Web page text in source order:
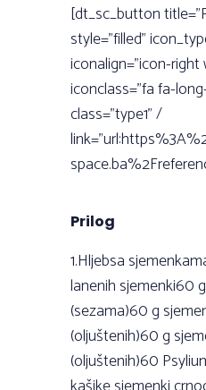
[dt_sc_button
style="filled"
iconalign="icon-right
iconclass="fa fa-
class="type1" /
Prilog
1.Hljebsa
lanenih sjemenki60
(sezama)60 g
(oljuštenih)60 g
(oljuštenih)60